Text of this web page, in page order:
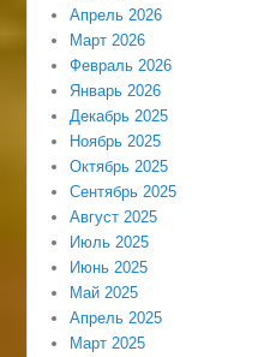
Апрель 2026
Март 2026
Февраль 2026
Январь 2026
Декабрь 2025
Ноябрь 2025
Октябрь 2025
Сентябрь 2025
Август 2025
Июль 2025
Июнь 2025
Май 2025
Апрель 2025
Март 2025